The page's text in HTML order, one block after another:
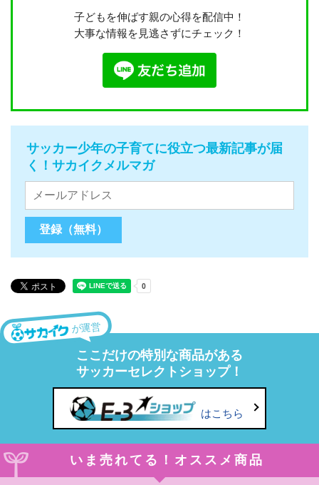
子どもを伸ばす親の心得を配信中！
大事な情報を見逃さずにチェック！
サッカー少年の子育てに役立つ最新記事が届
く！サカイクメルマガ
が運営
ここだけの特別な商品がある
サッカーセレクトショップ！
はこちら
いま売れてる！オススメ商品